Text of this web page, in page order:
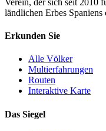
ländlichen Erbes Spaniens
Erkunden Sie
Alle Völker
Multierfahrungen
Routen
Interaktive Karte
Das Siegel